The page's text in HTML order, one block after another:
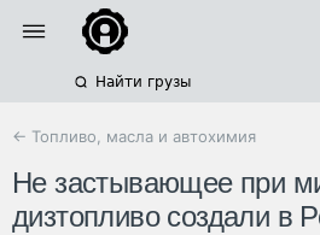
Найти грузы
← Топливо, масла и автохимия
Не застывающее при
дизтопливо создали в